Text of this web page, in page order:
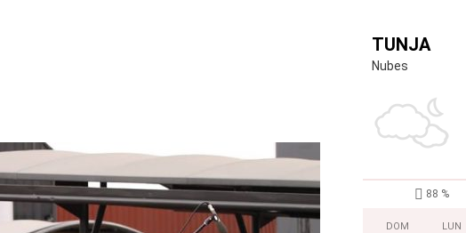
TUNJA
Nubes
88 %
DOM LUN